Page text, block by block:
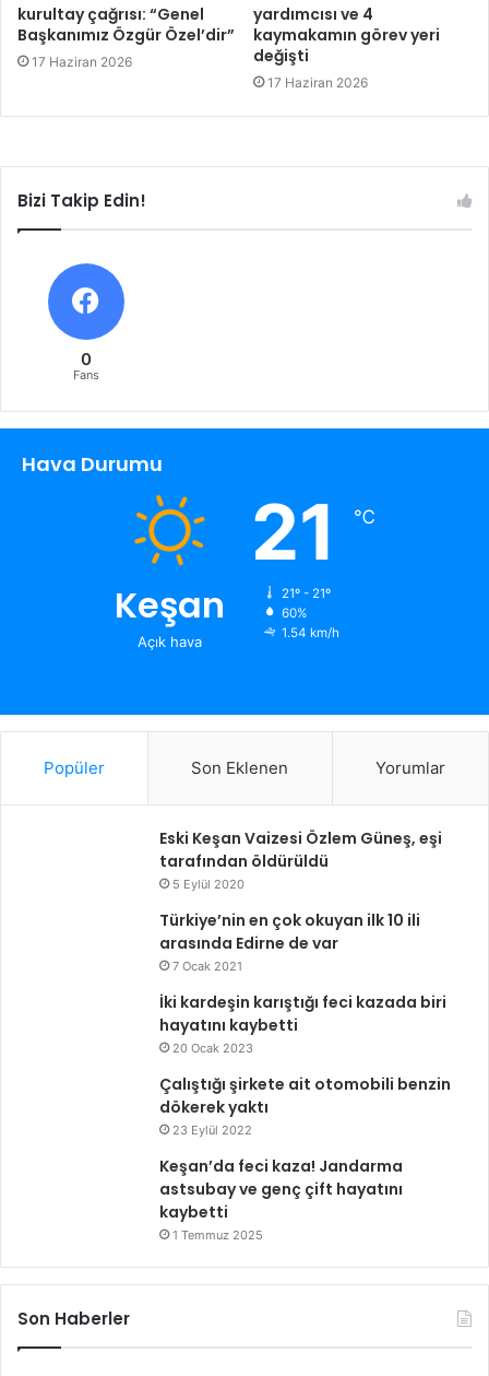
kurultay çağrısı: “Genel
Başkanımız Özgür Özel’dir”
17 Haziran 2026
yardımcısı ve 4
kaymakamın görev yeri
değişti
17 Haziran 2026
Bizi Takip Edin!
0
Fans
Hava Durumu
Keşan
Açık hava
21 ℃
21º - 21º
60%
1.54 km/h
Popüler Son Eklenen Yorumlar
Eski Keşan Vaizesi Özlem Güneş, eşi
tarafından öldürüldü
5 Eylül 2020
Türkiye’nin en çok okuyan ilk 10 ili
arasında Edirne de var
7 Ocak 2021
İki kardeşin karıştığı feci kazada biri
hayatını kaybetti
20 Ocak 2023
Çalıştığı şirkete ait otomobili benzin
dökerek yaktı
23 Eylül 2022
Keşan’da feci kaza! Jandarma
astsubay ve genç çift hayatını
kaybetti
1 Temmuz 2025
Son Haberler